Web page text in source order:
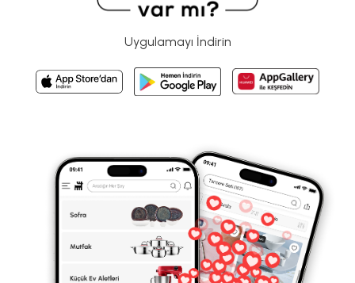
Uygulamayı İndirin